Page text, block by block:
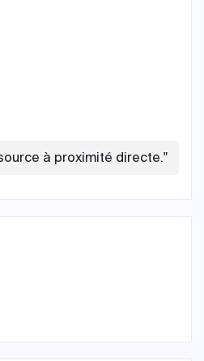
à proximité directe."